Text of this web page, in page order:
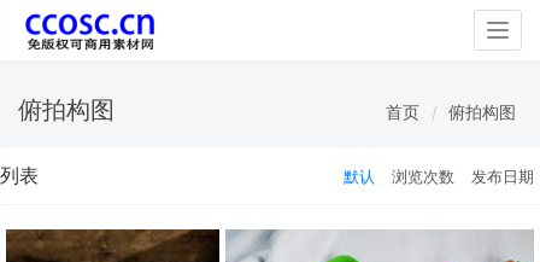
俯拍构图 首页 俯拍构图
列表 默认 浏览次数 发布日期